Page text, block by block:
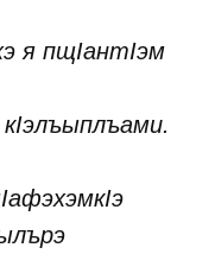
я пщIантIэм